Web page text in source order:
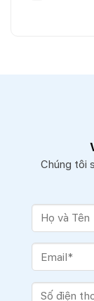
Chúng tôi